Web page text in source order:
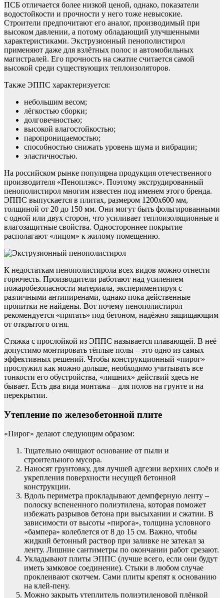
ПСБ отличается более низкой ценой, однако, показатели
водостойкости и прочности у него тоже невысокие.
Строители предпочитают его аналог, производимый при
высоком давлении, а потому обладающий улучшенными
характеристиками. Экструзионный пенополистирол
применяют даже для взлётных полос и автомобильных
магистралей. Его прочность на сжатие считается самой
высокой среди существующих теплоизоляторов.
Также ЭППС характеризуется:
небольшим весом;
лёгкостью сборки;
долговечностью;
высокой влагостойкостью;
паропроницаемостью;
способностью снижать уровень шума и вибрации;
эластичностью.
На российском рынке популярна продукция отечественного
производителя «Пеноплэкс». Поэтому экструдированный
пенополистирол многим известен под именем этого бренда.
ЭППС выпускается в плитах, размером 1200х600 мм,
толщиной от 20 до 150 мм. Они могут быть фольгированными
с одной или двух сторон, что усиливает теплоизоляционные и
влагозащитные свойства. Одностороннее покрытие
располагают «лицом» к жилому помещению.
К недостаткам пенополистирола всех видов можно отнести
горючесть. Производители работают над усилением
пожаробезопасности материала, экспериментируя с
различными антипиренами, однако пока действенные
пропитки не найдены. Вот почему пенополистирол
рекомендуется «прятать» под бетоном, надёжно защищающим
от открытого огня.
Стяжка с прослойкой из ЭППС называется плавающей. В неё
допустимо монтировать тёплые полы – это одно из самых
эффективных решений. Чтобы конструкционный «пирог»
прослужил как можно дольше, необходимо учитывать все
тонкости его обустройства, «лишних» действий здесь не
бывает. Есть два вида монтажа – для полов на грунте и на
перекрытии.
Утепление по железобетонной плите
«Пирог» делают следующим образом:
Тщательно очищают основание от пыли и
строительного мусора.
Наносят грунтовку, для лучшей адгезии верхних слоёв и
укрепления поверхности несущей бетонной
конструкции.
Вдоль периметра прокладывают демпферную ленту –
полоску вспененного полиэтилена, которая поможет
избежать разрывов бетона при высыхании и сжатии. В
зависимости от высоты «пирога», толщина условного
«бампера» колеблется от 8 до 15 см. Важно, чтобы
жидкий бетонный раствор при заливке не затекал за
ленту. Лишние сантиметры по окончании работ срезают.
Укладывают плиты ЭППС (лучше всего, если они будут
иметь замковое соединение). Стыки в любом случае
проклеивают скотчем. Сами плиты крепят к основанию
на клей-пену.
Можно закрыть утеплитель полиэтиленовой плёнкой